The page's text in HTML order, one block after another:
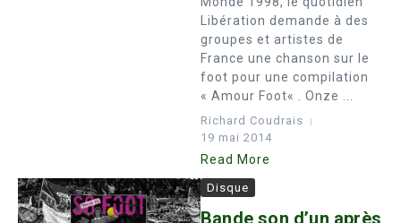
Libération demande à des
groupes et artistes de
France une chanson sur le
foot pour une compilation
« Amour Foot« . Onze ...
Richard Coudrais
19 mai 2014
Read More
Disque
Bande son d’un après